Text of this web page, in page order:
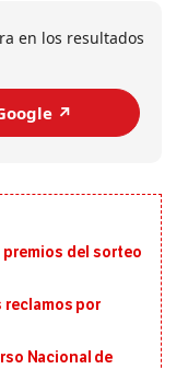
en los resultados
↗️
premios del sorteo
reclamos por
Nacional de